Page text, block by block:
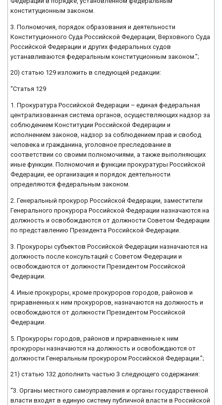
конституционным законом.
3. Полномочия, порядок образования и деятельности
Конституционного Суда Российской Федерации, Верховного Суда
Российской Федерации и других федеральных судов
устанавливаются федеральным конституционным законом.”;
20) статью 129 изложить в следующей редакции:
“Статья 129
1. Прокуратура Российской Федерации – единая федеральная
централизованная система органов, осуществляющих надзор за
соблюдением Конституции Российской Федерации и
исполнением законов, надзор за соблюдением прав и свобод
человека и гражданина, уголовное преследование в
соответствии со своими полномочиями, а также выполняющих
иные функции. Полномочия и функции прокуратуры Российской
Федерации, ее организация и порядок деятельности
определяются федеральным законом.
2. Генеральный прокурор Российской Федерации, заместители
Генерального прокурора Российской Федерации назначаются на
должность и освобождаются от должности Советом Федерации
по представлению Президента Российской Федерации.
3. Прокуроры субъектов Российской Федерации назначаются на
должность после консультаций с Советом Федерации и
освобождаются от должности Президентом Российской
Федерации.
4. Иные прокуроры, кроме прокуроров городов, районов и
приравненных к ним прокуроров, назначаются на должность и
освобождаются от должности Президентом Российской
Федерации.
5. Прокуроры городов, районов и приравненные к ним
прокуроры назначаются на должность и освобождаются от
должности Генеральным прокурором Российской Федерации.”;
21) статью 132 дополнить частью 3 следующего содержания:
“3. Органы местного самоуправления и органы государственной
власти входят в единую систему публичной власти в Российской